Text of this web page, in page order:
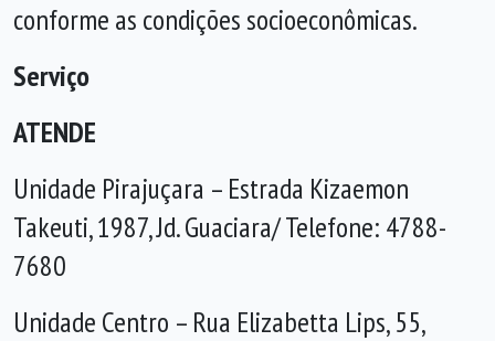
conforme as condições socioeconômicas.
Serviço
ATENDE
Unidade Pirajuçara – Estrada Kizaemon
Takeuti, 1987, Jd. Guaciara/ Telefone: 4788-
7680
Unidade Centro – Rua Elizabetta Lips, 55,